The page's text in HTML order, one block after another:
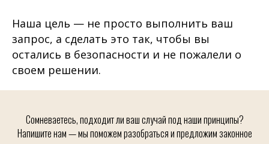
Наша цель — не просто выполнить ваш
запрос, а сделать это так, чтобы вы
остались в безопасности и не пожалели о
своем решении.
Сомневаетесь, подходит ли ваш случай под наши принципы?
Напишите нам — мы поможем разобраться и предложим законное